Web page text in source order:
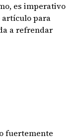
es imperativo
para
a refrendar
fuertemente